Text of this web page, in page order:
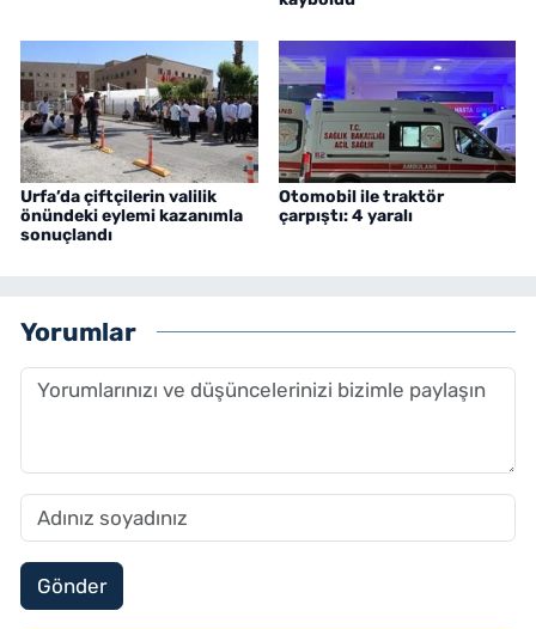
Urfa’da çiftçilerin valilik
önündeki eylemi kazanımla
sonuçlandı
Otomobil ile traktör
çarpıştı: 4 yaralı
Yorumlar
Gönder